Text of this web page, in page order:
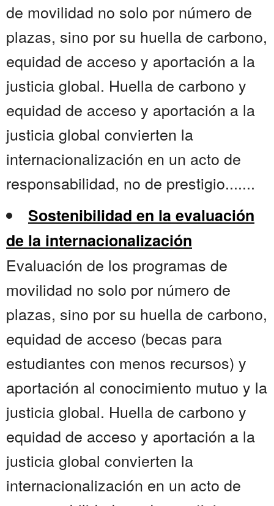
de movilidad no solo por número de
plazas, sino por su huella de carbono,
equidad de acceso y aportación a la
justicia global. Huella de carbono y
equidad de acceso y aportación a la
justicia global convierten la
internacionalización en un acto de
responsabilidad, no de prestigio.......
Sostenibilidad en la evaluación
de la internacionalización
Evaluación de los programas de
movilidad no solo por número de
plazas, sino por su huella de carbono,
equidad de acceso (becas para
estudiantes con menos recursos) y
aportación al conocimiento mutuo y la
justicia global. Huella de carbono y
equidad de acceso y aportación a la
justicia global convierten la
internacionalización en un acto de